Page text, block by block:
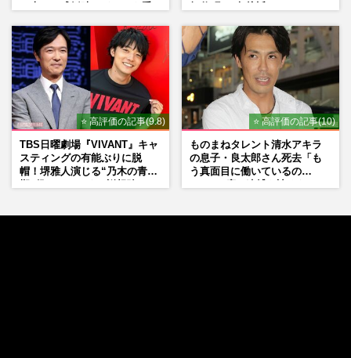
⭐ 高評価の記事(9.8)
TBS日曜劇場『VIVANT』キャ
スティングの有能ぶりに脱
帽！堺雅人演じる“乃木の青年
⭐ 高評価の記事(10)
ものまねタレント清水アキラ
の息子・良太郎さん死去「も
う真面目に働いているの